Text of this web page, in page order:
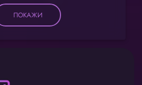
ПОКАЖИ